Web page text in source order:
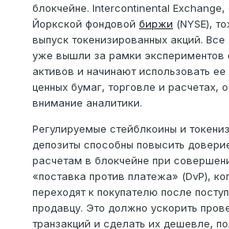
блокчейне. Intercontinental
Йоркской фондовой биржи (NYSE),
выпуск токенизированных акций. Все
уже вышли за рамки экспериментов
активов и начинают использовать
ценных бумаг, торговле и расчетах,
внимание аналитики.
Регулируемые стейблкоины и
депозиты способны повысить
расчетам в блокчейне при
«поставка против платежа» (DvP),
переходят к покупателю после
продавцу. Это должно ускорить
транзакций и сделать их дешевле,